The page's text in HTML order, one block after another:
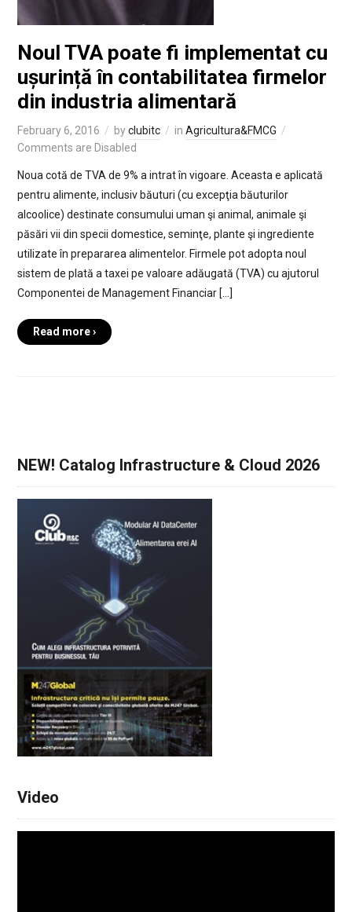
Noul TVA poate fi implementat cu
ușurință în contabilitatea firmelor
din industria alimentară
February 6, 2016 byclubitc in Agricultura&FMCG
Comments are Disabled
Noua cotă de TVA de 9% a intrat în vigoare. Aceasta e aplicată
pentru alimente, inclusiv băuturi (cu excepţia băuturilor
alcoolice) destinate consumului uman şi animal, animale şi
păsări vii din specii domestice, seminţe, plante şi ingrediente
utilizate în prepararea alimentelor. Firmele pot adopta noul
sistem de plată a taxei pe valoare adăugată (TVA) cu ajutorul
Componentei de Management Financiar […]
Read more ›
NEW! Catalog Infrastructure & Cloud 2026
Video